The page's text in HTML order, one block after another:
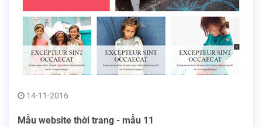
14-11-2016
Mẫu website thời trang - mẫu 11